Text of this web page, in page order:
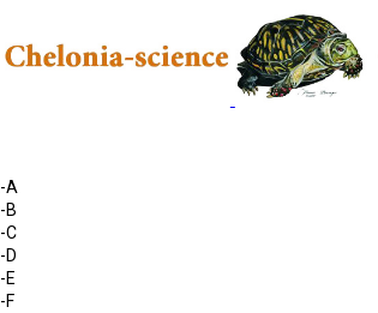
A
B
C
D
F